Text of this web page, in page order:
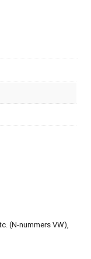
(N-nummers VW),